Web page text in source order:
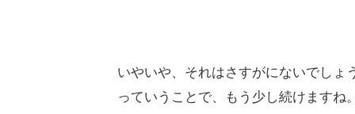
いやいや、それはさすがにないでしょ
っていうことで、もう少し続けますね